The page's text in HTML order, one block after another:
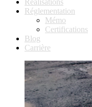
Réglementation
Mémo
Certifications
Blog
Carrière